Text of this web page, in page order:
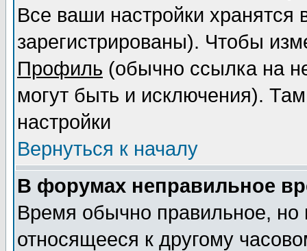
Все ваши настройки
зарегистрированы). Чтобы
Профиль (обычно ссылка на
могут быть и исключения).
настройки
Вернуться к началу
В форумах неправильное
Время обычно правильное,
относящееся к другому